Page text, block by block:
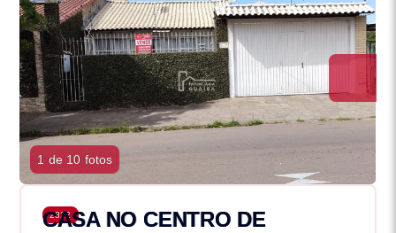
1 de 10 fotos
2822
CASA NO CENTRO DE